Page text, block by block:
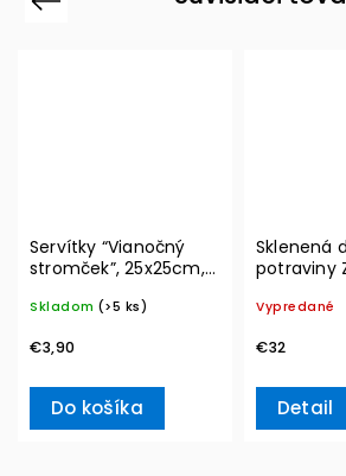
Servítky “Vianočný
stromček”, 25x25cm,
Villeroy & Boch
Skladom (>5 ks)
€3,90
Do košíka
Sklenená
potraviny
Vypredané
€32
Detail